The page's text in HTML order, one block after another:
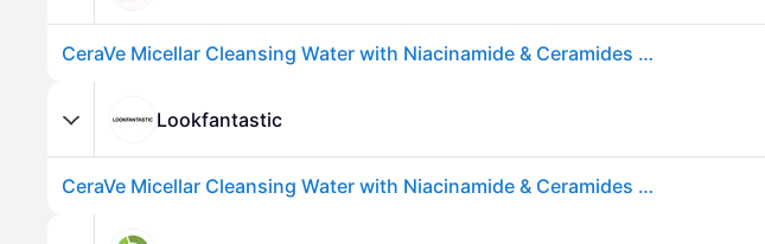
CeraVe Micellar Cleansing Water with Niacinamide & Ceramides for All Skin Types 295ml
Lookfantastic
CeraVe Micellar Cleansing Water with Niacinamide & Ceramides for All Skin Types 295ml